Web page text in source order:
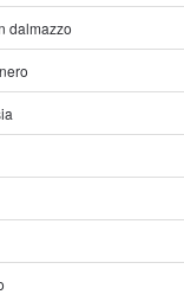
dalmazzo